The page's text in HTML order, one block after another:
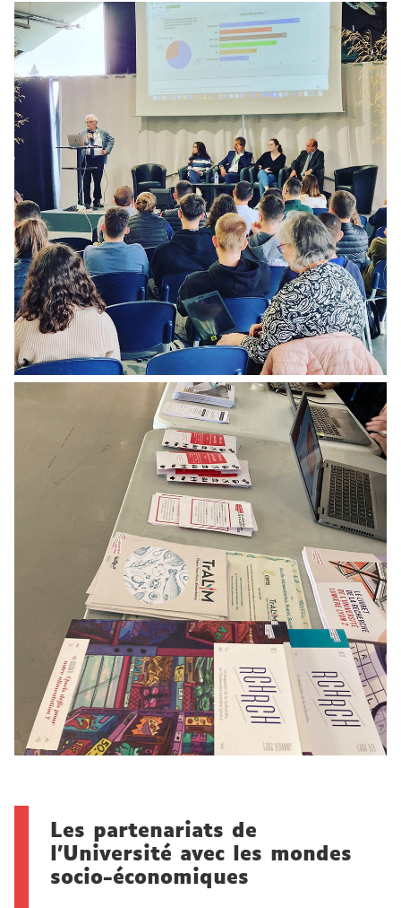
Les partenariats de
l'Université avec les mondes
socio-économiques